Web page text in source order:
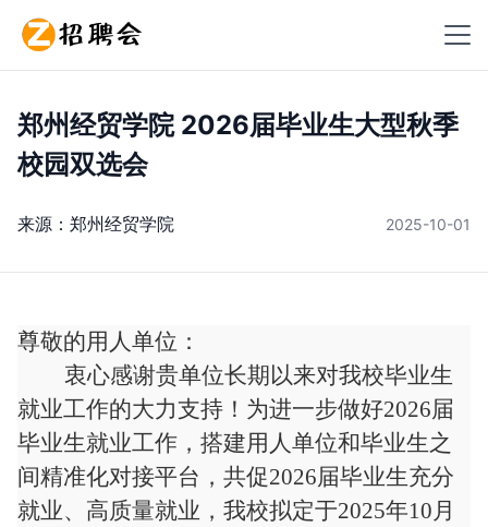
郑州经贸学院 2026届毕业生大型秋季
校园双选会
来源： 郑州经贸学院 2025-10-01
尊敬的用人单位：
衷心感谢贵单位长期以来对我校毕业生
就业工作的大力支持！为进一步做好2026届
毕业生就业工作， 搭建用人单位和毕业生之
间精准化对接平台，共促2026届毕业生充分
就业、高质量就业， 我校拟定于2025年10月